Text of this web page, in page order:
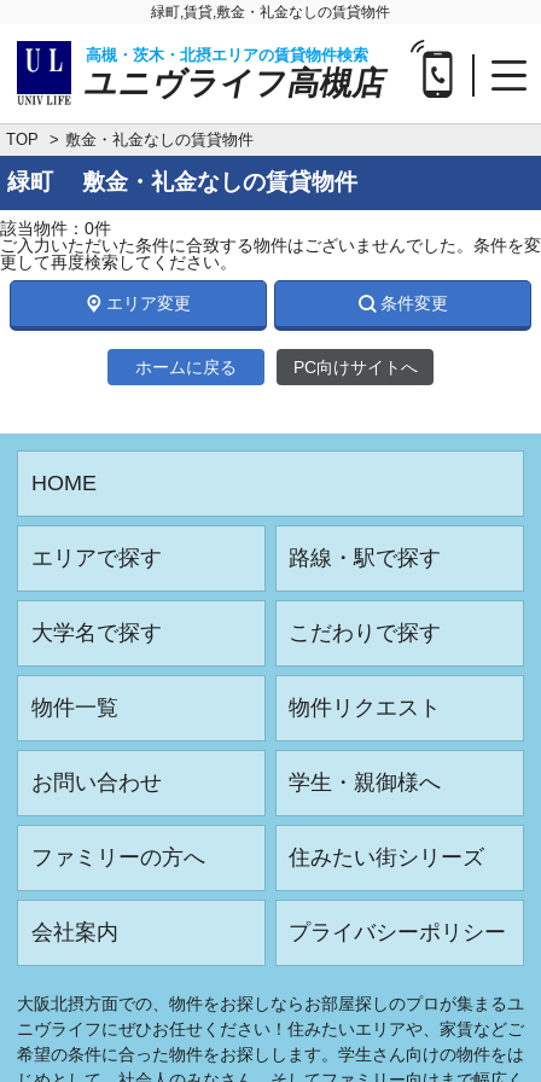
緑町,賃貸,敷金・礼金なしの賃貸物件
高槻・茨木・北摂エリアの賃貸物件検索
ユニヴライフ高槻店
TOP 敷金・礼金なしの賃貸物件
緑町 敷金・礼金なしの賃貸物件
該当物件：0件
ご入力いただいた条件に合致する物件はございませんでした。条件を変
更して再度検索してください。
エリア変更 条件変更
ホームに戻る PC向けサイトへ
HOME
エリアで探す 路線・駅で探す
大学名で探す こだわりで探す
物件一覧 物件リクエスト
お問い合わせ 学生・親御様へ
ファミリーの方へ 住みたい街シリーズ
会社案内 プライバシーポリシー
大阪北摂方面での、物件をお探しならお部屋探しのプロが集まるユ
ニヴライフにぜひお任せください！住みたいエリアや、家賃などご
希望の条件に合った物件をお探しします。学生さん向けの物件をは